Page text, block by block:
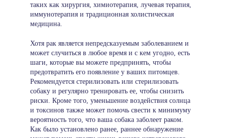
таких как хирургия, химиотерапия, лучевая терапия,
иммунотерапия и традиционная холистическая
медицина.
Хотя рак является непредсказуемым заболеванием и
может случиться в любое время и с кем угодно, есть
шаги, которые вы можете предпринять, чтобы
предотвратить его появление у ваших питомцев.
Рекомендуется стерилизовать или стерилизовать
собаку и регулярно тренировать ее, чтобы снизить
риски. Кроме того, уменьшение воздействия солнца
и токсинов также может помочь свести к минимуму
вероятность того, что ваша собака заболеет раком.
Как было установлено ранее, раннее обнаружение